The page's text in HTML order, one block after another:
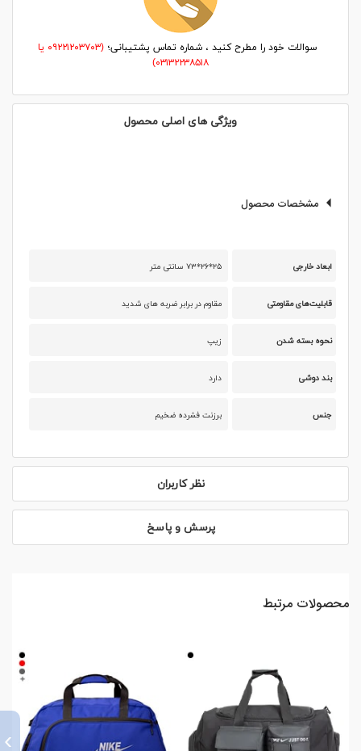
سوالات خود را مطرح کنید ، شماره تماس پشتیبانی؛
(۰۹۲۲۱۲۰۳۷۰۳ یا
۰۳۱۳۲۲۳۸۵۱۸)
ویژگی های اصلی محصول
مشخصات محصول
ابعاد خارجی ۲۵*۲۶*۷۳ سانتی متر
قابلیت‌های مقاومتی مقاوم در برابر ضربه های شدید
نحوه بسته شدن زیپ
بند دوشی دارد
جنس برزنت فشرده ضخیم
نظر کاربران
پرسش و پاسخ
محصولات مرتبط
›